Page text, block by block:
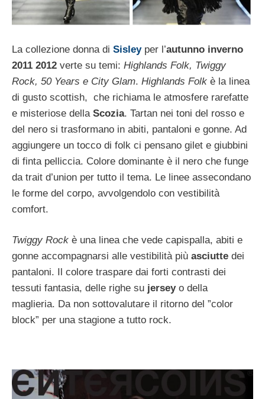
La collezione donna di Sisleyper l’autunno inverno
2011 2012 verte su temi: Highlands Folk, Twiggy
Rock, 50 Years e City Glam. Highlands Folk è la linea
di gusto scottish, che richiama le atmosfere rarefatte
e misteriose della Scozia. Tartan nei toni del rosso e
del nero si trasformano in abiti, pantaloni e gonne. Ad
aggiungere un tocco di folk ci pensano gilet e giubbini
di finta pelliccia. Colore dominante è il nero che funge
da trait d’union per tutto il tema. Le linee assecondano
le forme del corpo, avvolgendolo con vestibilità
comfort.
Twiggy Rock è una linea che vede capispalla, abiti e
gonne accompagnarsi alle vestibilità più asciutte dei
pantaloni. Il colore traspare dai forti contrasti dei
tessuti fantasia, delle righe su jerseyo della
maglieria. Da non sottovalutare il ritorno del ”color
block” per una stagione a tutto rock.